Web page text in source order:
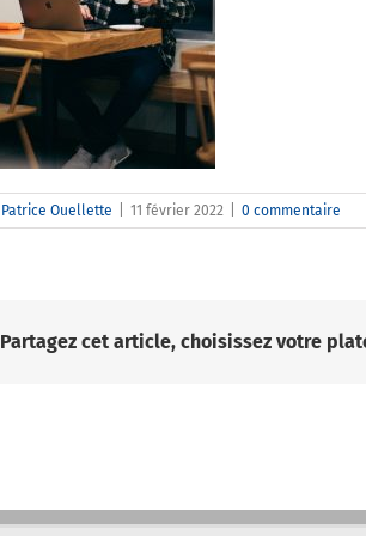
Patrice Ouellette 11 février 2022 0 commentaire
Partagez cet article, choisissez votre